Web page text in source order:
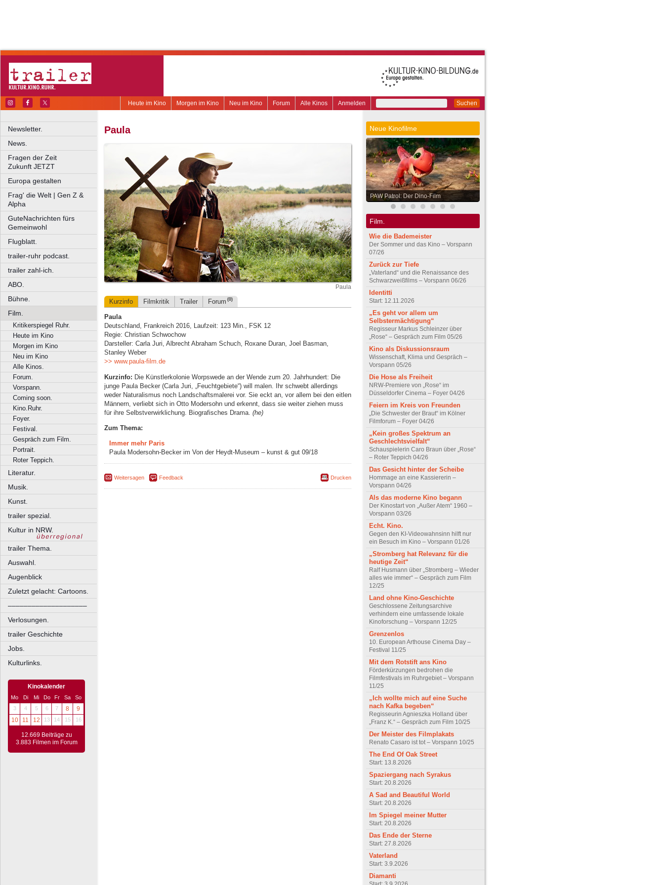
Suchen
Anmelden
Alle Kinos
Forum
Neu im Kino
Morgen im Kino
Heute im Kino
Newsletter.
News.
Fragen der Zeit
Zukunft JETZT
Europa gestalten
Frag' die Welt | Gen Z &
Alpha
GuteNachrichten fürs
Gemeinwohl
Flugblatt.
trailer-ruhr podcast.
trailer zahl-ich.
ABO.
Bühne.
Film.
Kritikerspiegel Ruhr.
Heute im Kino
Morgen im Kino
Neu im Kino
Alle Kinos.
Forum.
Vorspann.
Coming soon.
Kino.Ruhr.
Foyer.
Festival.
Gespräch zum Film.
Portrait.
Roter Teppich.
Literatur.
Musik.
Kunst.
trailer spezial.
Kultur in NRW.
trailer Thema.
Auswahl.
Augenblick
Zuletzt gelacht: Cartoons.
––––––––––––––––––––
Verlosungen.
trailer Geschichte
Jobs.
Kulturlinks.
Kinokalender
Mo Di Mi Do Fr Sa
So
3
4 5 6 7 8
9
10
11 12 13 14 15 16
12.669 Beiträge zu
3.883 Filmen im Forum
Paula
Paula
Kurzinfo Filmkritik Trailer Forum (0)
Paula
Deutschland, Frankreich 2016, Laufzeit: 123 Min., FSK 12
Regie: Christian Schwochow
Darsteller: Carla Juri, Albrecht Abraham Schuch, Roxane Duran, Joel Basman,
Stanley Weber
>> www.paula-film.de
Kurzinfo: Die Künstlerkolonie Worpswede an der Wende zum 20. Jahrhundert: Die
junge Paula Becker (Carla Juri, „Feuchtgebiete“) will malen. Ihr schwebt allerdings
weder Naturalismus noch Landschaftsmalerei vor. Sie eckt an, vor allem bei den eitlen
Männern, verliebt sich in Otto Modersohn und erkennt, dass sie weiter ziehen muss
für ihre Selbstverwirklichung. Biografisches Drama. (he)
Zum Thema:
Immer mehr Paris
Paula Modersohn-Becker im Von der Heydt-Museum – kunst & gut 09/18
Weitersagen Feedback Drucken
Neue Kinofilme
PAW Patrol: Der Dino-Film
Film.
Wie die Bademeister
Der Sommer und das Kino – Vorspann
07/26
Zurück zur Tiefe
„Vaterland“ und die Renaissance des
Schwarzweißfilms – Vorspann 06/26
Identitti
Start: 12.11.2026
„Es geht vor allem um
Selbstermächtigung“
Regisseur Markus Schleinzer über
„Rose“ – Gespräch zum Film 05/26
Kino als Diskussionsraum
Wissenschaft, Klima und Gespräch –
Vorspann 05/26
Die Hose als Freiheit
NRW-Premiere von „Rose“ im
Düsseldorfer Cinema – Foyer 04/26
Feiern im Kreis von Freunden
„Die Schwester der Braut“ im Kölner
Filmforum – Foyer 04/26
„Kein großes Spektrum an
Geschlechtsvielfalt“
Schauspielerin Caro Braun über „Rose“
– Roter Teppich 04/26
Das Gesicht hinter der Scheibe
Hommage an eine Kassiererin –
Vorspann 04/26
Als das moderne Kino begann
Der Kinostart von „Außer Atem“ 1960 –
Vorspann 03/26
Echt. Kino.
Gegen den KI-Videowahnsinn hilft nur
ein Besuch im Kino – Vorspann 01/26
„Stromberg hat Relevanz für die
heutige Zeit“
Ralf Husmann über „Stromberg – Wieder
alles wie immer“ – Gespräch zum Film
12/25
Land ohne Kino-Geschichte
Geschlossene Zeitungsarchive
verhindern eine umfassende lokale
Kinoforschung – Vorspann 12/25
Grenzenlos
10. European Arthouse Cinema Day –
Festival 11/25
Mit dem Rotstift ans Kino
Förderkürzungen bedrohen die
Filmfestivals im Ruhrgebiet – Vorspann
11/25
„Ich wollte mich auf eine Suche
nach Kafka begeben“
Regisseurin Agnieszka Holland über
„Franz K.“ – Gespräch zum Film 10/25
Der Meister des Filmplakats
Renato Casaro ist tot – Vorspann 10/25
The End Of Oak Street
Start: 13.8.2026
Spaziergang nach Syrakus
Start: 20.8.2026
A Sad and Beautiful World
Start: 20.8.2026
Im Spiegel meiner Mutter
Start: 20.8.2026
Das Ende der Sterne
Start: 27.8.2026
Vaterland
Start: 3.9.2026
Diamanti